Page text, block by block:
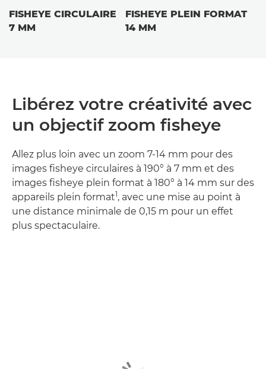
FISHEYE CIRCULAIRE
7 MM
FISHEYE PLEIN FORMAT
14 MM
Libérez votre créativité avec
un objectif zoom fisheye
Allez plus loin avec un zoom 7-14 mm pour des
images fisheye circulaires à 190° à 7 mm et des
images fisheye plein format à 180° à 14 mm sur des
appareils plein format1, avec une mise au point à
une distance minimale de 0,15 m pour un effet
plus spectaculaire.